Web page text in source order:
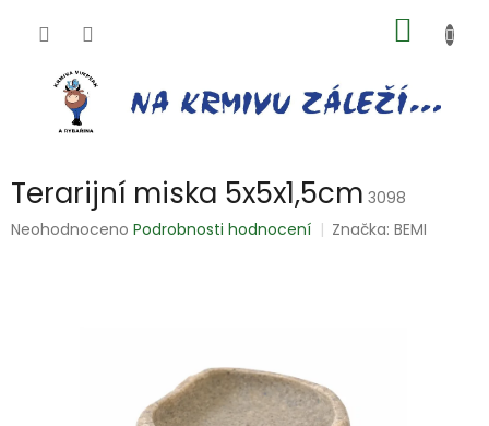
KOŠÍK
Terarijní miska 5x5x1,5cm 3098
Průměrné
Neohodnoceno Podrobnosti hodnocení Značka:BEMI